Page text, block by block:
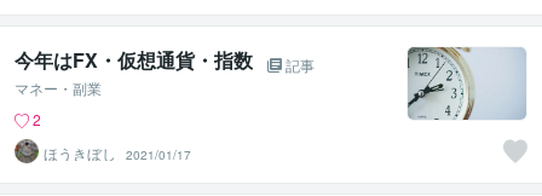
今年はFX・仮想通貨・指数
記事
マネー・副業
2
ほうきぼし
2021/01/17